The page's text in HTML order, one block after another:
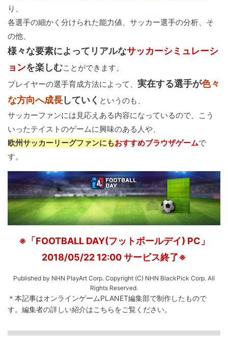
り、
各選手の細かく分けられた能力値、サッカー選手の分析、そ
の他、
様々な要素によってリアルなサッカーシミュレーシ
ョンを楽しむことができます。
プレイヤーの選手育成方法によって、 実在する選手が色々
な方向へ成長していく というのも、
サッカーファンには見応えある内容になっているので、こう
いったテイストのゲームに興味のある人や、
欧州サッカーリーグファンにもおすすめブラウザゲームで
す。
※「FOOTBALL DAY(フットボールデイ) PC」
2018/05/22 12:00 サービス終了※
Published by NHN PlayArt Corp. Copyright (C) NHN BlackPick Corp. All
Rights Reserved.
＊本記事はオンラインゲームPLANET編集部で制作したもので
す。 編集者の詳しい紹介はこちらをご覧ください。